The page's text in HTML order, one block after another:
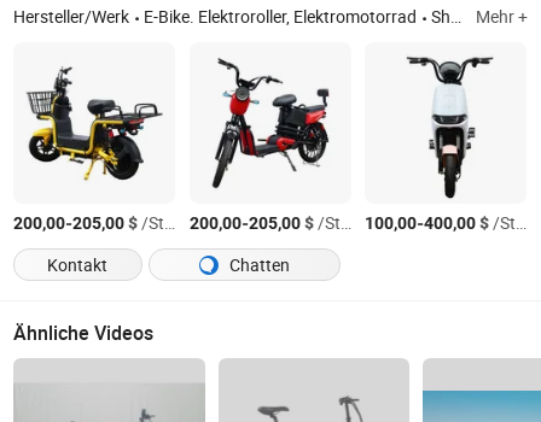
Hersteller/Werk E-Bike. Elektroroller, Elektromotorrad Shandong Mehr +
200,00-205,00$/Stück 200,00-205,00$/Stück 100,00-400,00$/Stück
Kontakt
Chatten
Ähnliche Videos